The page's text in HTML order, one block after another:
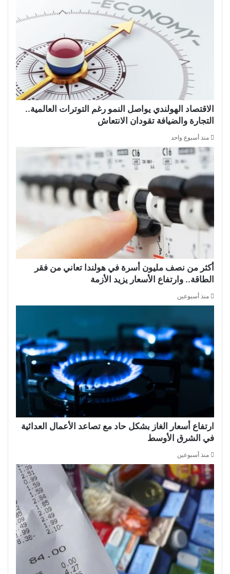
الاقتصاد الهولندي يواصل النمو رغم التوترات العالمية..
التجارة والضيافة تقودان الانتعاش
منذ أسبوع واحد
أكثر من نصف مليون أسرة في هولندا تعاني من فقر
الطاقة.. وارتفاع الأسعار يزيد الأزمة
منذ أسبوعين
ارتفاع أسعار الغاز بشكل حاد مع تصاعد الأعمال العدائية
في الشرق الأوسط
منذ أسبوعين